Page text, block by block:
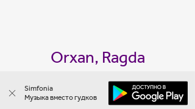
Orxan, Ragda
Simfonia
Музыка вместо гудков